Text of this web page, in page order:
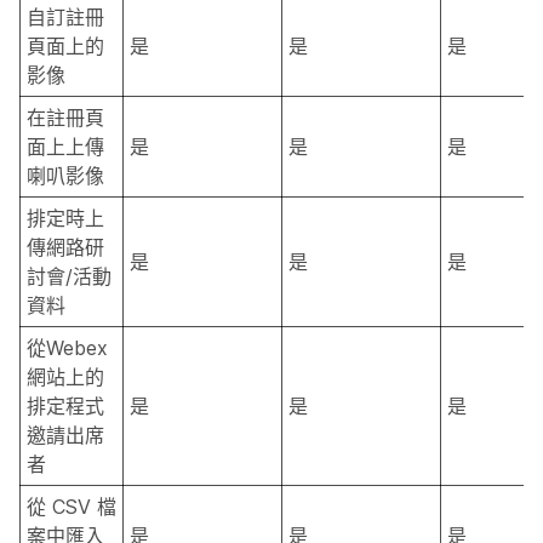
自訂註冊
頁面上的
影像
是 是 是
在註冊頁
面上上傳
喇叭影像
是 是 是
排定時上
傳網路研
討會/活動
資料
是 是 是
從Webex
網站上的
排定程式
邀請出席
者
是 是 是
從 CSV 檔
案中匯入
是 是 是